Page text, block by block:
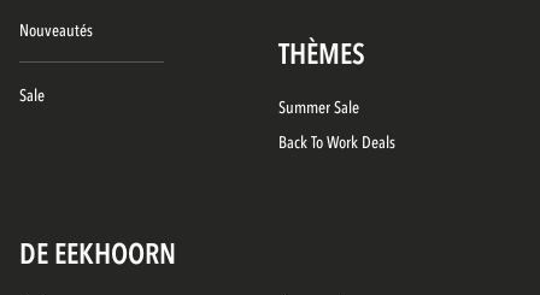
Nouveautés
Sale
THÈMES
Summer Sale
Back To Work Deals
DE EEKHOORN